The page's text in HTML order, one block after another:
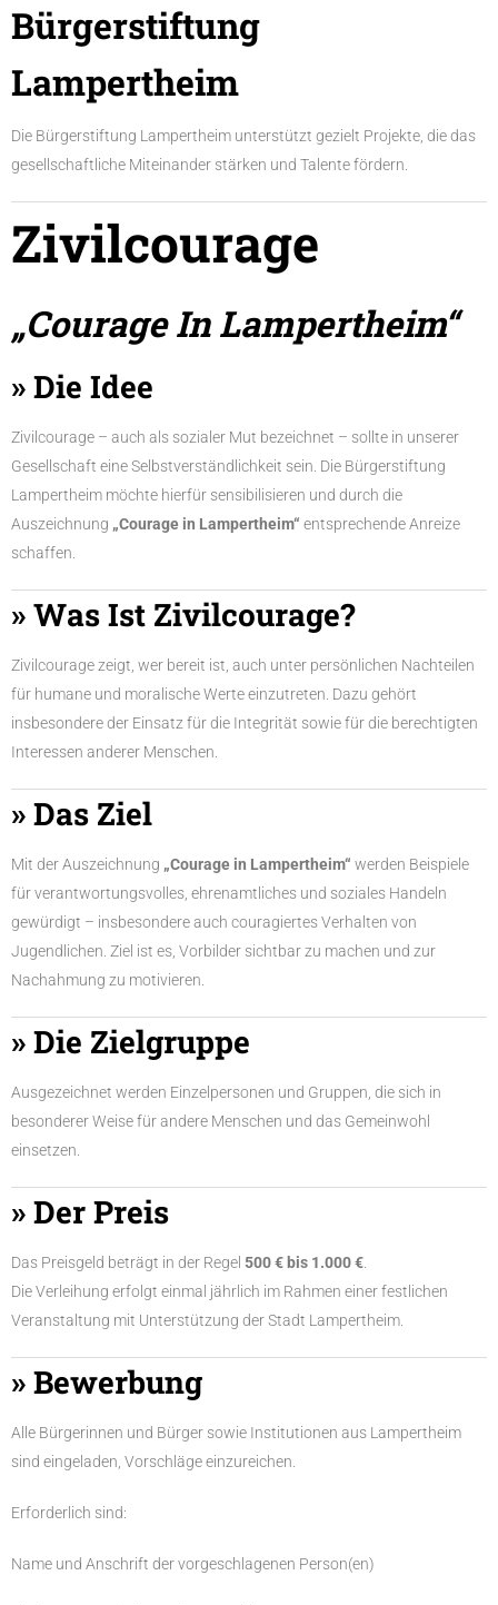
Bürgerstiftung
Lampertheim
Die Bürgerstiftung Lampertheim unterstützt gezielt Projekte, die das
gesellschaftliche Miteinander stärken und Talente fördern.
Zivilcourage
„Courage In Lampertheim“
» Die Idee
Zivilcourage – auch als sozialer Mut bezeichnet – sollte in unserer
Gesellschaft eine Selbstverständlichkeit sein. Die Bürgerstiftung
Lampertheim möchte hierfür sensibilisieren und durch die
Auszeichnung „Courage in Lampertheim“ entsprechende Anreize
schaffen.
» Was Ist Zivilcourage?
Zivilcourage zeigt, wer bereit ist, auch unter persönlichen Nachteilen
für humane und moralische Werte einzutreten. Dazu gehört
insbesondere der Einsatz für die Integrität sowie für die berechtigten
Interessen anderer Menschen.
» Das Ziel
Mit der Auszeichnung „Courage in Lampertheim“ werden Beispiele
für verantwortungsvolles, ehrenamtliches und soziales Handeln
gewürdigt – insbesondere auch couragiertes Verhalten von
Jugendlichen. Ziel ist es, Vorbilder sichtbar zu machen und zur
Nachahmung zu motivieren.
» Die Zielgruppe
Ausgezeichnet werden Einzelpersonen und Gruppen, die sich in
besonderer Weise für andere Menschen und das Gemeinwohl
einsetzen.
» Der Preis
Das Preisgeld beträgt in der Regel 500 € bis 1.000 €.
Die Verleihung erfolgt einmal jährlich im Rahmen einer festlichen
Veranstaltung mit Unterstützung der Stadt Lampertheim.
» Bewerbung
Alle Bürgerinnen und Bürger sowie Institutionen aus Lampertheim
sind eingeladen, Vorschläge einzureichen.
Erforderlich sind:
Name und Anschrift der vorgeschlagenen Person(en)